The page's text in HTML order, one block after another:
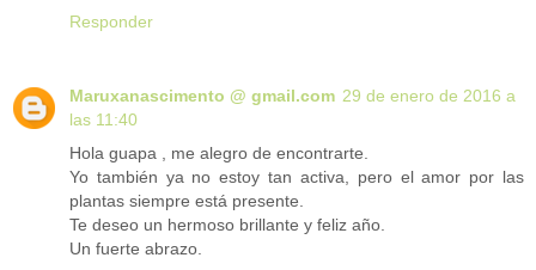
Responder
Maruxanascimento @ gmail.com 29 de enero de 2016 a
las 11:40
Hola guapa , me alegro de encontrarte.
Yo también ya no estoy tan activa, pero el amor por las
plantas siempre está presente.
Te deseo un hermoso brillante y feliz año.
Un fuerte abrazo.